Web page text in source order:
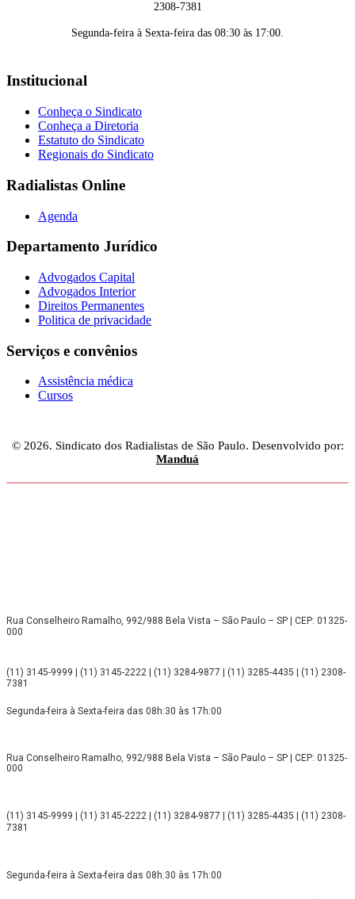
2308-7381
Segunda-feira à Sexta-feira das 08:30 às 17:00.
Institucional
Conheça o Sindicato
Conheça a Diretoria
Estatuto do Sindicato
Regionais do Sindicato
Radialistas Online
Agenda
Departamento Jurídico
Advogados Capital
Advogados Interior
Direitos Permanentes
Politica de privacidade
Serviços e convênios
Assistência médica
Cursos
© 2026. Sindicato dos Radialistas de São Paulo. Desenvolvido por:
Manduá
Rua Conselheiro Ramalho, 992/988 Bela Vista – São Paulo – SP | CEP: 01325-
000
(11) 3145-9999 | (11) 3145-2222 | (11) 3284-9877 | (11) 3285-4435 | (11) 2308-
7381
Segunda-feira à Sexta-feira das 08h:30 às 17h:00
Rua Conselheiro Ramalho, 992/988 Bela Vista – São Paulo – SP | CEP: 01325-
000
(11) 3145-9999 | (11) 3145-2222 | (11) 3284-9877 | (11) 3285-4435 | (11) 2308-
7381
Segunda-feira à Sexta-feira das 08h:30 às 17h:00